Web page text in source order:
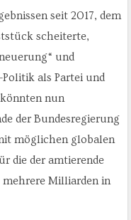
seit 2017, dem
scheiterte,
und
als Partei und
nun
der Bundesregierung
möglichen globalen
die der amtierende
mehrere Milliarden in